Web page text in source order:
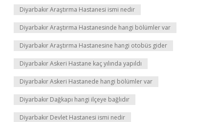
Diyarbakır Araştırma Hastanesi ismi nedir
Diyarbakır Araştırma Hastanesinde hangi bölümler var
Diyarbakır Araştırma Hastanesine hangi otobüs gider
Diyarbakır Askeri Hastane kaç yılında yapıldı
Diyarbakır Askeri Hastanede hangi bölümler var
Diyarbakır Dağkapı hangi ilçeye bağlıdır
Diyarbakır Devlet Hastanesi ismi nedir